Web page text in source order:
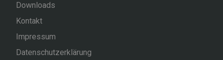
Downloads
Kontakt
Impressum
Datenschutzerklärung